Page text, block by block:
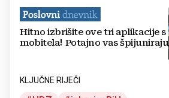
Hitno izbrišite ove tri aplikacije s
mobitela! Potajno vas špijuniraju
KLJUČNE RIJEČI